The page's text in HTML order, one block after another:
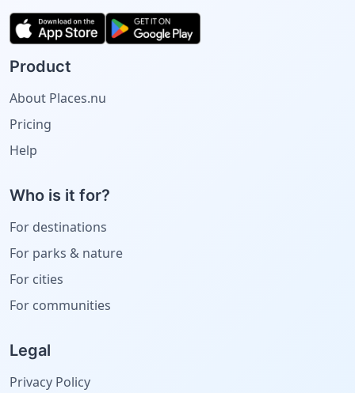
Product
About Places.nu
Pricing
Help
Who is it for?
For destinations
For parks & nature
For cities
For communities
Legal
Privacy Policy